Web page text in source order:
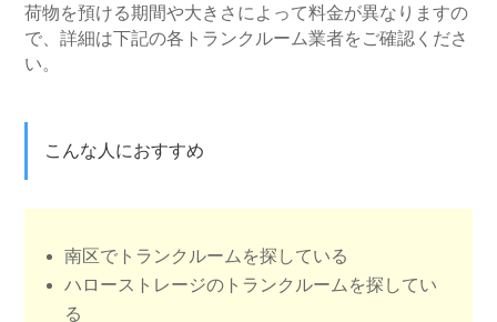
荷物を預ける期間や大きさによって料金が異なりますの
で、詳細は下記の各トランクルーム業者をご確認くださ
い。
こんな人におすすめ
南区でトランクルームを探している
ハローストレージのトランクルームを探してい
る